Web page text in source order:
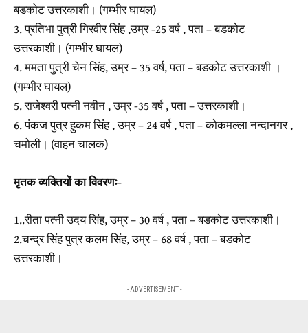
बडकोट उत्तरकाशी। (गम्भीर घायल)
3. प्रतिभा पुत्री गिरवीर सिंह ,उम्र -25 वर्ष , पता – बडकोट
उत्तरकाशी। (गम्भीर घायल)
4. ममता पुत्री चेन सिंह, उम्र – 35 वर्ष, पता – बडकोट उत्तरकाशी ।
(गम्भीर घायल)
5. राजेश्वरी पत्नी नवीन , उम्र -35 वर्ष , पता – उत्तरकाशी।
6. पंकज पुत्र हुकम सिंह , उम्र – 24 वर्ष , पता – कोकमल्ला नन्दानगर ,
चमोली। (वाहन चालक)
मृतक व्यक्तियों का विवरणः-
1..रीता पत्नी उदय सिंह, उम्र – 30 वर्ष , पता – बडकोट उत्तरकाशी।
2.चन्द्र सिंह पुत्र कलम सिंह, उम्र – 68 वर्ष , पता – बडकोट
उत्तरकाशी।
- ADVERTISEMENT -